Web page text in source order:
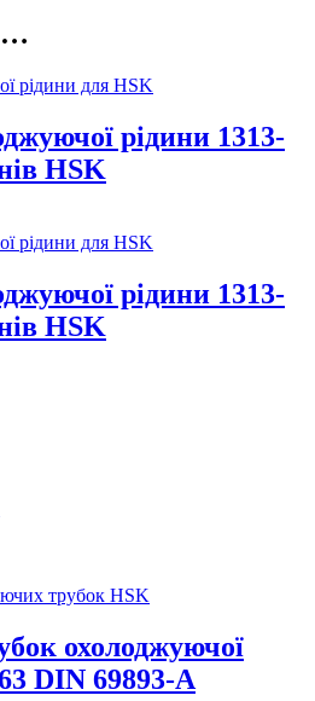
рідини для HSK
рідини 1313-
HSK
рідини для HSK
рідини 1313-
HSK
трубок HSK
охолоджуючої
DIN 69893-А